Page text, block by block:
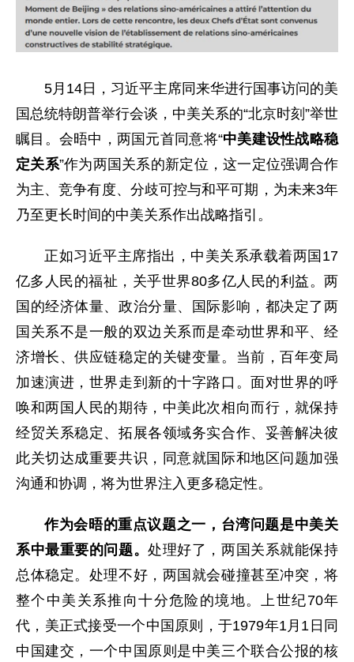
5月14日， 习近平主席同来华进行国事访问的美
国总统特朗普举行会谈，中美关系的“北京时刻”举世
瞩目。会晤中，两国元首同意将“中美建设性战略稳
定关系”作为两国关系的新定位，这一定位强调合作
为主、竞争有度、分歧可控与和平可期，为未来3年
乃至更长时间的中美关系作出战略指引。
正如习近平主席指出，中美关系承载着两国17
亿多人民的福祉，关乎世界80多亿人民的利益。两
国的经济体量、政治分量、国际影响，都决定了两
国关系不是一般的双边关系而是牵动世界和平、经
济增长、供应链稳定的关键变量。当前，百年变局
加速演进，世界走到新的十字路口。面对世界的呼
唤和两国人民的期待，中美此次相向而行，就保持
经贸关系稳定、拓展各领域务实合作、妥善解决彼
此关切达成重要共识，同意就国际和地区问题加强
沟通和协调，将为世界注入更多稳定性。
作为会晤的重点议题之一，台湾问题是中美关
系中最重要的问题。处理好了，两国关系就能保持
总体稳定。处理不好，两国就会碰撞甚至冲突，将
整个中美关系推向十分危险的境地。上世纪70年
代，美正式接受一个中国原则，于1979年1月1日同
中国建交，一个中国原则是中美三个联合公报的核